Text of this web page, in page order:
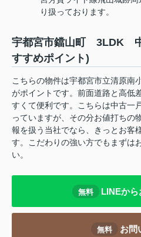
り扱っております。
宇都宮市鐺山町 3LDK
すすめポイント)
こちらの物件は宇都宮市立清原南
がポイントです。前面道路と高低
すくて便利です。こちらは中古一
っていますが、その分お値打ちの
報を扱う当社でなら、きっとお客
す。こだわりの強い方でもまずは
い。
無料 LINEから
無料 お問